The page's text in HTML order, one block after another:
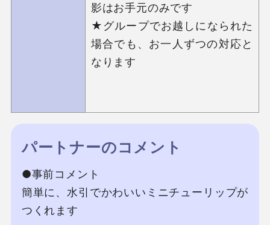
影はお手元のみです
★グループでお越しになられた
場合でも、お一人ずつの対応と
なります
パートナーのコメント
●事前コメント
簡単に、水引でかわいいミニチューリップが
つくれます